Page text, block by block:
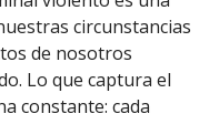
circunstancias
de nosotros
Lo que captura el
constante: cada